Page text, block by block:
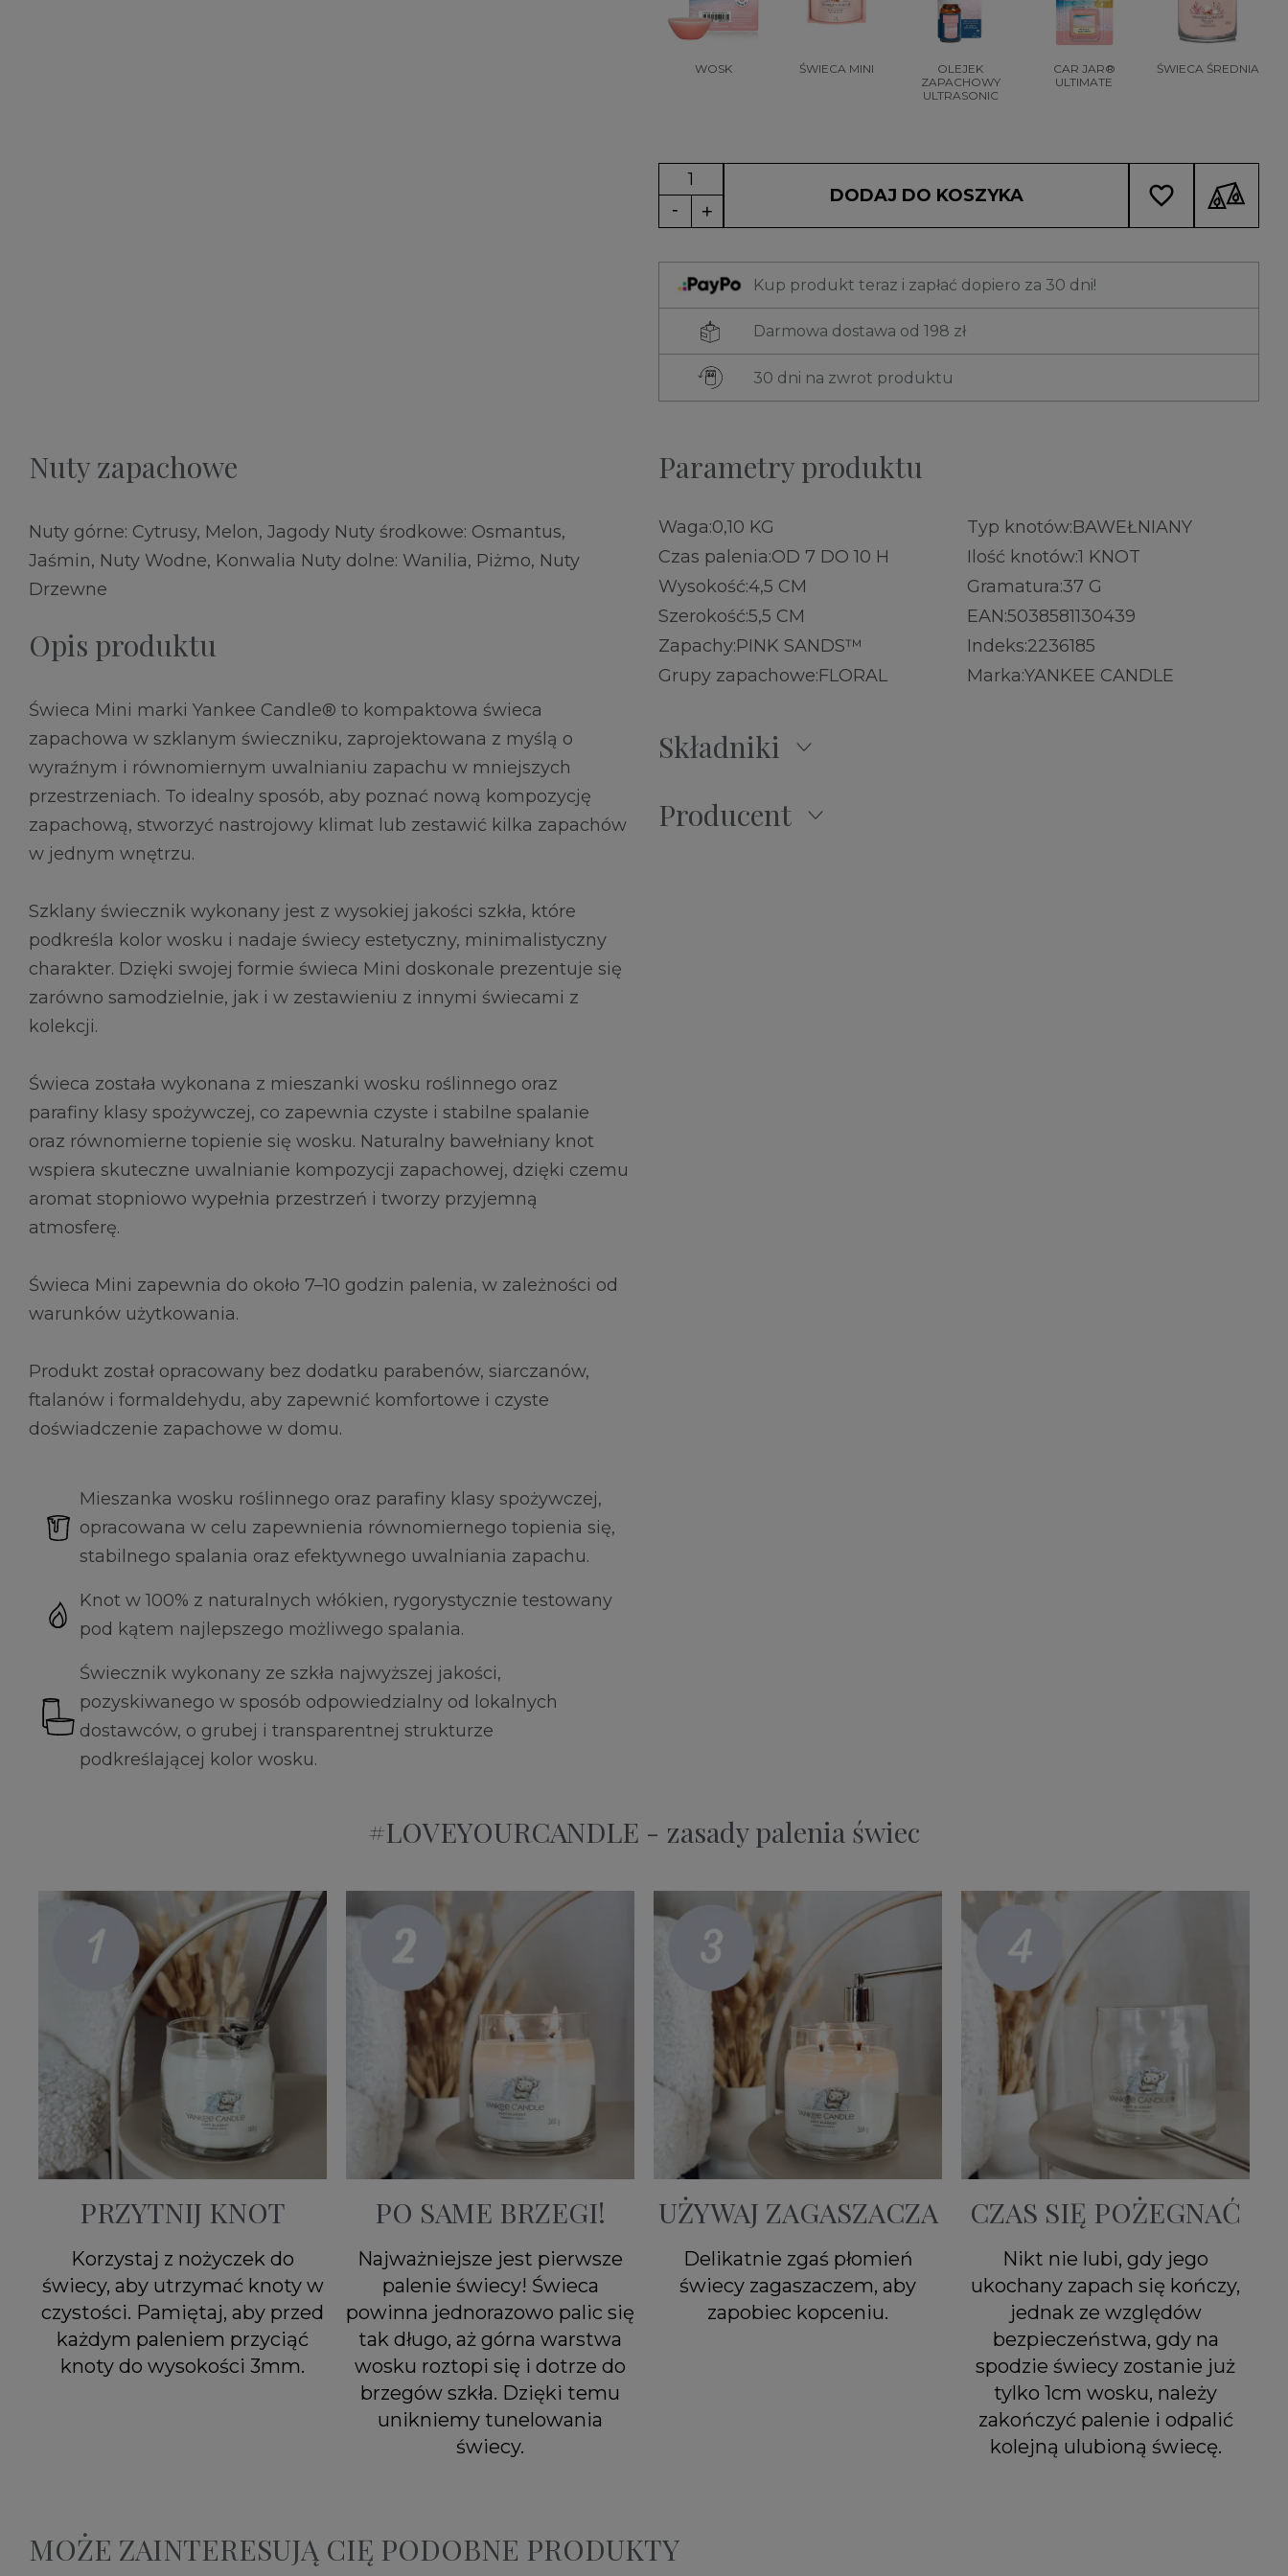
WOSK ŚWIECA MINI
OLEJEK
ZAPACHOWY
ULTRASONIC
CAR JAR®
ULTIMATE
ŚWIECA ŚREDNIA
DODAJ DO KOSZYKA favorite_border
Kup produkt teraz i zapłać dopiero za 30 dni!
Darmowa dostawa od 198 zł
30 dni na zwrot produktu
Nuty zapachowe
Nuty górne: Cytrusy, Melon, Jagody Nuty środkowe: Osmantus,
Jaśmin, Nuty Wodne, Konwalia Nuty dolne: Wanilia, Piżmo, Nuty
Drzewne
Opis produktu
Świeca Mini marki Yankee Candle® to kompaktowa świeca
zapachowa w szklanym świeczniku, zaprojektowana z myślą o
wyraźnym i równomiernym uwalnianiu zapachu w mniejszych
przestrzeniach. To idealny sposób, aby poznać nową kompozycję
zapachową, stworzyć nastrojowy klimat lub zestawić kilka zapachów
w jednym wnętrzu.
Szklany świecznik wykonany jest z wysokiej jakości szkła, które
podkreśla kolor wosku i nadaje świecy estetyczny, minimalistyczny
charakter. Dzięki swojej formie świeca Mini doskonale prezentuje się
zarówno samodzielnie, jak i w zestawieniu z innymi świecami z
kolekcji.
Świeca została wykonana z mieszanki wosku roślinnego oraz
parafiny klasy spożywczej, co zapewnia czyste i stabilne spalanie
oraz równomierne topienie się wosku. Naturalny bawełniany knot
wspiera skuteczne uwalnianie kompozycji zapachowej, dzięki czemu
aromat stopniowo wypełnia przestrzeń i tworzy przyjemną
atmosferę.
Świeca Mini zapewnia do około 7–10 godzin palenia, w zależności od
warunków użytkowania.
Produkt został opracowany bez dodatku parabenów, siarczanów,
ftalanów i formaldehydu, aby zapewnić komfortowe i czyste
doświadczenie zapachowe w domu.
Mieszanka wosku roślinnego oraz parafiny klasy spożywczej,
opracowana w celu zapewnienia równomiernego topienia się,
stabilnego spalania oraz efektywnego uwalniania zapachu.
Knot w 100% z naturalnych włókien, rygorystycznie testowany
pod kątem najlepszego możliwego spalania.
Świecznik wykonany ze szkła najwyższej jakości,
pozyskiwanego w sposób odpowiedzialny od lokalnych
dostawców, o grubej i transparentnej strukturze
podkreślającej kolor wosku.
Parametry produktu
Waga:0,10 KG
Czas palenia:OD 7 DO 10 H
Wysokość:4,5 CM
Szerokość:5,5 CM
Zapachy:PINK SANDS™
Grupy zapachowe:FLORAL
Typ knotów:BAWEŁNIANY
Ilość knotów:1 KNOT
Gramatura:37 G
EAN:5038581130439
Indeks:2236185
Marka:YANKEE CANDLE
Składniki
Producent
#LOVEYOURCANDLE - zasady palenia świec
PRZYTNIJ KNOT
Korzystaj z nożyczek do
świecy, aby utrzymać knoty w
czystości. Pamiętaj, aby przed
każdym paleniem przyciąć
knoty do wysokości 3mm.
PO SAME BRZEGI!
Najważniejsze jest pierwsze
palenie świecy! Świeca
powinna jednorazowo palic się
tak długo, aż górna warstwa
wosku roztopi się i dotrze do
brzegów szkła. Dzięki temu
unikniemy tunelowania
świecy.
UŻYWAJ ZAGASZACZA
Delikatnie zgaś płomień
świecy zagaszaczem, aby
zapobiec kopceniu.
CZAS SIĘ POŻEGNAĆ
Nikt nie lubi, gdy jego
ukochany zapach się kończy,
jednak ze względów
bezpieczeństwa, gdy na
spodzie świecy zostanie już
tylko 1cm wosku, należy
zakończyć palenie i odpalić
kolejną ulubioną świecę.
MOŻE ZAINTERESUJĄ CIĘ PODOBNE PRODUKTY